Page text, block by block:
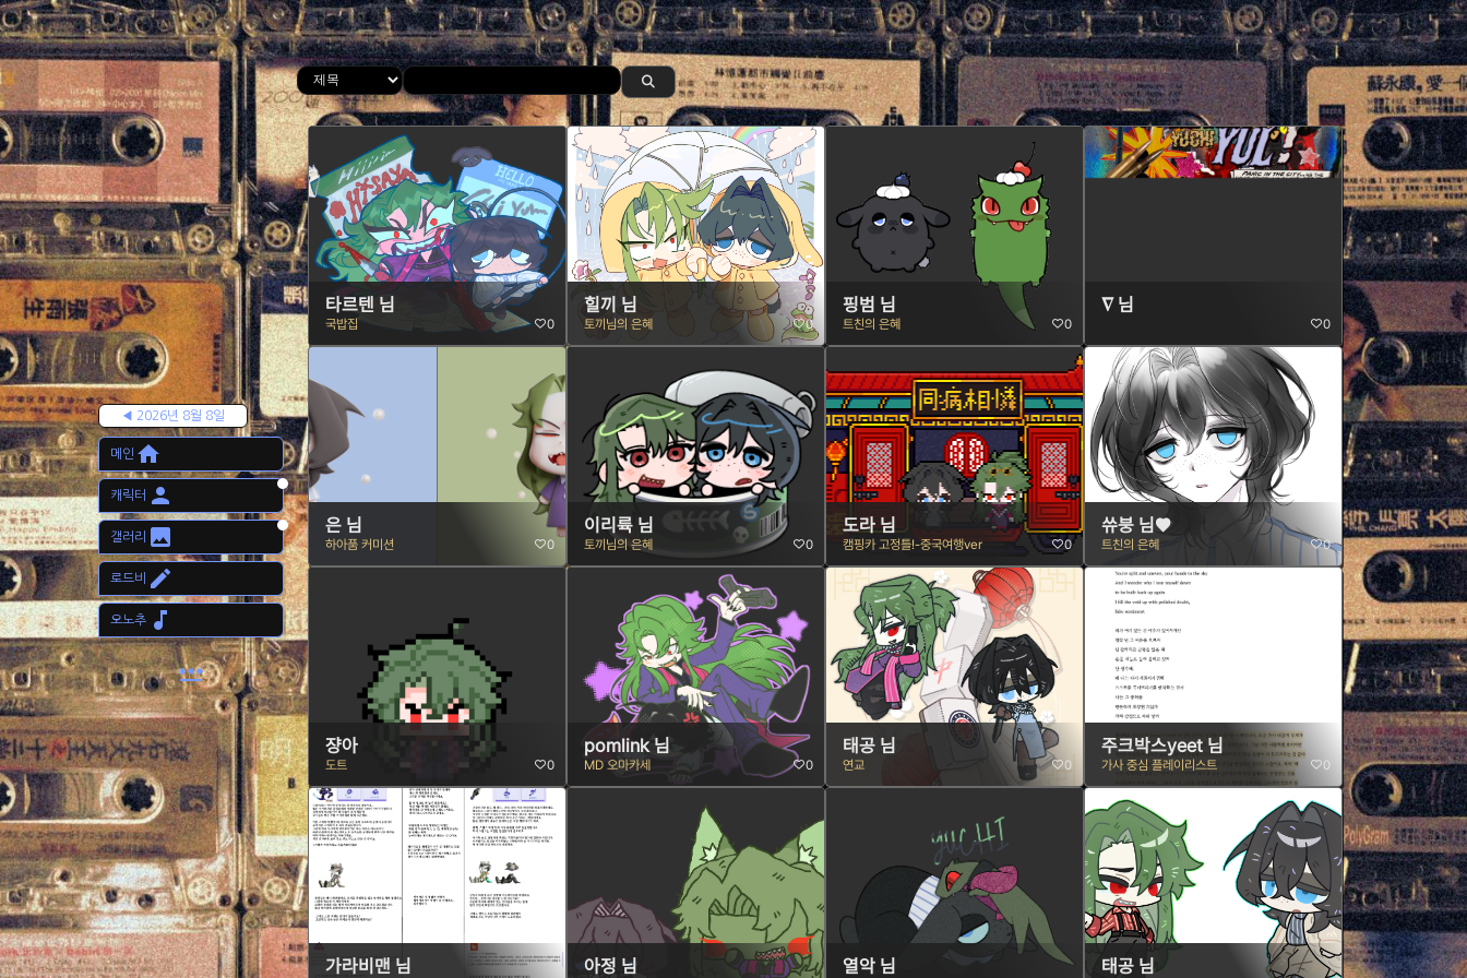
home
메인
person
캐릭터
image
갤러리
edit
로드비
music_note
오노추
password
◀ 2026년 8월 8일
타르텐 님
국밥집 0
힐끼 님
토끼님의 은혜 0
핑범 님
트친의 은혜 0
∇ 님
0
은 님
하아품 커미션 0
이리륙 님
토끼님의 은혜 0
도라 님
캠핑카 고정틀!-중국여행ver 0
쓔붕 님♥
트친의 은혜 0
쟝아
도트 0
pomlink 님
MD 오마카세 0
태공 님
연교 0
주크박스yeet 님
가사 중심 플레이리스트 0
가라비맨 님 아정 님 열악 님 태공 님